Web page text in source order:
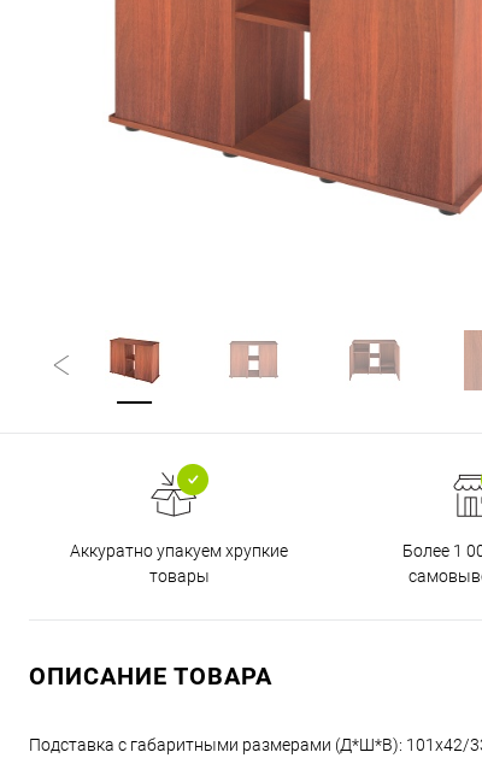
Аккуратно упакуем хрупкие
товары
Более 1
ОПИСАНИЕ ТОВАРА
Подставка с габаритными размерами (Д*Ш*В): 101х42/